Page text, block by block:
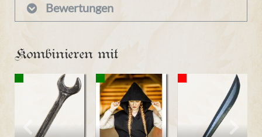
Bewertungen
Kombinieren mit